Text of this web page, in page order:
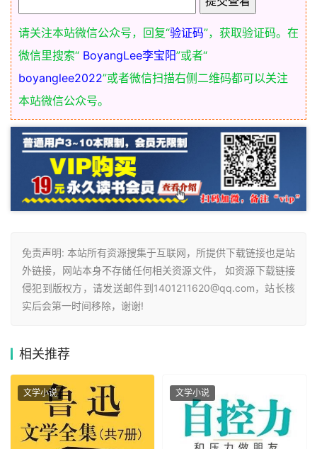
请关注本站微信公众号，回复“验证码”，获取验证码。在
微信里搜索“ BoyangLee李宝阳”或者“
boyanglee2022”或者微信扫描右侧二维码都可以关注
本站微信公众号。
免责声明: 本站所有资源搜集于互联网，所提供下载链接也是站
外链接，网站本身不存储任何相关资源文件， 如资源下载链接
侵犯到版权方，请发送邮件到1401211620@qq.com，站长核
实后会第一时间移除，谢谢!
相关推荐
文学小说 文学小说